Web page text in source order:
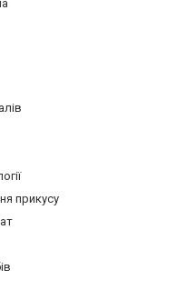
прикусу